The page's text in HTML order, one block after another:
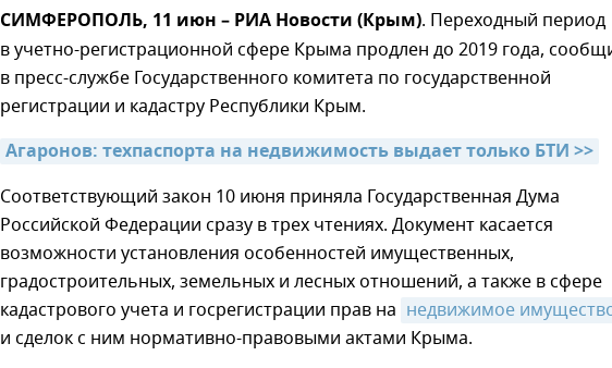
СИМФЕРОПОЛЬ, 11 июн – РИА Новости (Крым). Переходный период
в учетно-регистрационной сфере Крыма продлен до 2019 года,
в пресс-службе Государственного комитета по государственной
регистрации и кадастру Республики Крым.
Агаронов: техпаспорта на недвижимость выдает только БТИ >>
Соответствующий закон 10 июня приняла Государственная Дума
Российской Федерации сразу в трех чтениях. Документ касается
возможности установления особенностей имущественных,
градостроительных, земельных и лесных отношений, а также в сфере
кадастрового учета и госрегистрации прав на недвижимое
и сделок с ним нормативно-правовыми актами Крыма.